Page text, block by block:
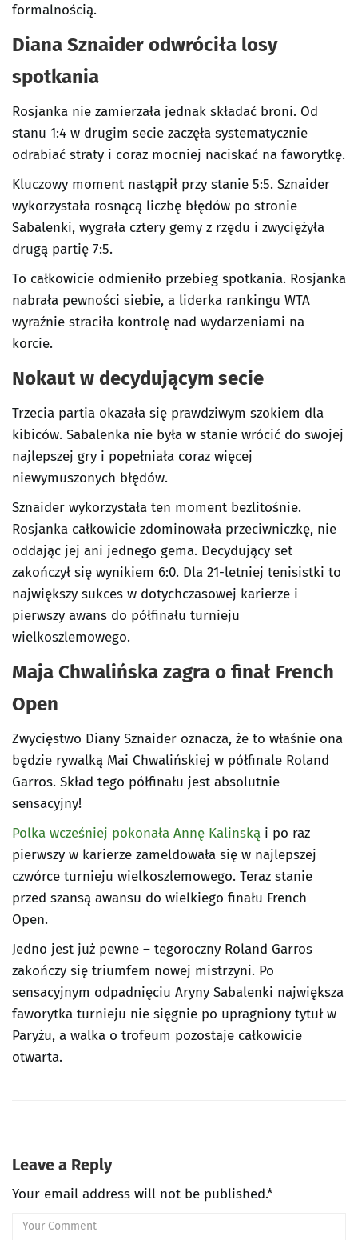
formalnością.
Diana Sznaider odwróciła losy
spotkania
Rosjanka nie zamierzała jednak składać broni. Od
stanu 1:4 w drugim secie zaczęła systematycznie
odrabiać straty i coraz mocniej naciskać na faworytkę.
Kluczowy moment nastąpił przy stanie 5:5. Sznaider
wykorzystała rosnącą liczbę błędów po stronie
Sabalenki, wygrała cztery gemy z rzędu i zwyciężyła
drugą partię 7:5.
To całkowicie odmieniło przebieg spotkania. Rosjanka
nabrała pewności siebie, a liderka rankingu WTA
wyraźnie straciła kontrolę nad wydarzeniami na
korcie.
Nokaut w decydującym secie
Trzecia partia okazała się prawdziwym szokiem dla
kibiców. Sabalenka nie była w stanie wrócić do swojej
najlepszej gry i popełniała coraz więcej
niewymuszonych błędów.
Sznaider wykorzystała ten moment bezlitośnie.
Rosjanka całkowicie zdominowała przeciwniczkę, nie
oddając jej ani jednego gema. Decydujący set
zakończył się wynikiem 6:0. Dla 21-letniej tenisistki to
największy sukces w dotychczasowej karierze i
pierwszy awans do półfinału turnieju
wielkoszlemowego.
Maja Chwalińska zagra o finał French
Open
Zwycięstwo Diany Sznaider oznacza, że to właśnie ona
będzie rywalką Mai Chwalińskiej w półfinale Roland
Garros. Skład tego półfinału jest absolutnie
sensacyjny!
Polka wcześniej pokonała Annę Kalinską i po raz
pierwszy w karierze zameldowała się w najlepszej
czwórce turnieju wielkoszlemowego. Teraz stanie
przed szansą awansu do wielkiego finału French
Open.
Jedno jest już pewne – tegoroczny Roland Garros
zakończy się triumfem nowej mistrzyni. Po
sensacyjnym odpadnięciu Aryny Sabalenki największa
faworytka turnieju nie sięgnie po upragniony tytuł w
Paryżu, a walka o trofeum pozostaje całkowicie
otwarta.
Leave a Reply
Your email address will not be published.*